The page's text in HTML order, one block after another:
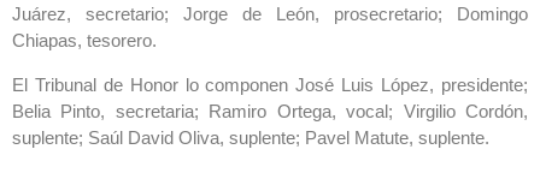
Juárez, secretario; Jorge de León, prosecretario; Domingo
Chiapas, tesorero.
El Tribunal de Honor lo componen José Luis López, presidente;
Belia Pinto, secretaria; Ramiro Ortega, vocal; Virgilio Cordón,
suplente; Saúl David Oliva, suplente; Pavel Matute, suplente.